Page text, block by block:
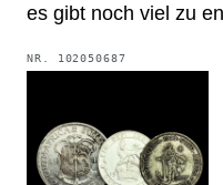
es gibt noch viel zu
NR. 102050687